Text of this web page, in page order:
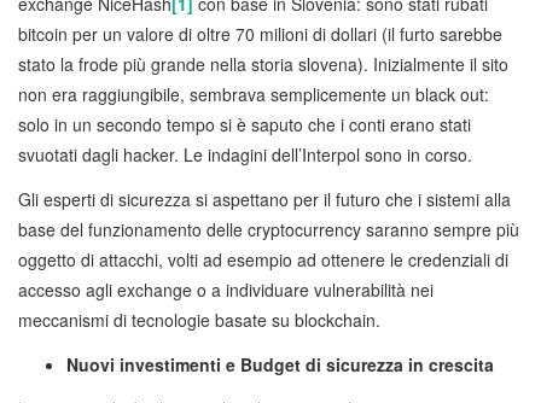
bitcoin per un valore di oltre 70 milioni di dollari (il furto sarebbe
stato la frode più grande nella storia slovena). Inizialmente il sito
non era raggiungibile, sembrava semplicemente un black out:
solo in un secondo tempo si è saputo che i conti erano stati
svuotati dagli hacker. Le indagini dell’Interpol sono in corso.
Gli esperti di sicurezza si aspettano per il futuro che i sistemi alla
base del funzionamento delle cryptocurrency saranno sempre più
oggetto di attacchi, volti ad esempio ad ottenere le credenziali di
accesso agli exchange o a individuare vulnerabilità nei
meccanismi di tecnologie basate su blockchain.
Nuovi investimenti e Budget di sicurezza in crescita